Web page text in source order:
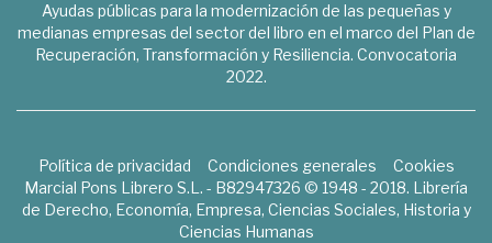
Ayudas públicas para la modernización de las pequeñas y
medianas empresas del sector del libro en el marco del Plan de
Recuperación, Transformación y Resiliencia. Convocatoria
2022.
Política de privacidad Condiciones generales
Cookies
Marcial Pons Librero S.L. - B82947326 © 1948 - 2018. Librería
de Derecho, Economía, Empresa, Ciencias Sociales, Historia y
Ciencias Humanas